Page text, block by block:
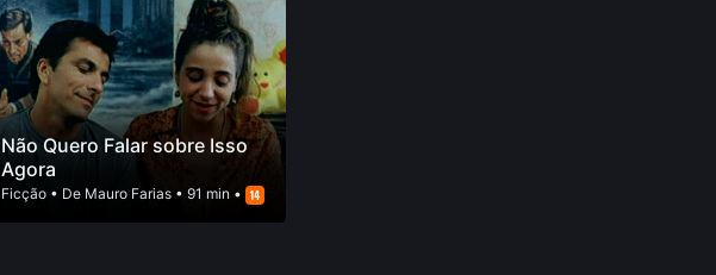
Não Quero Falar sobre Isso
Agora
Ficção• De Mauro Farias• 91 min •